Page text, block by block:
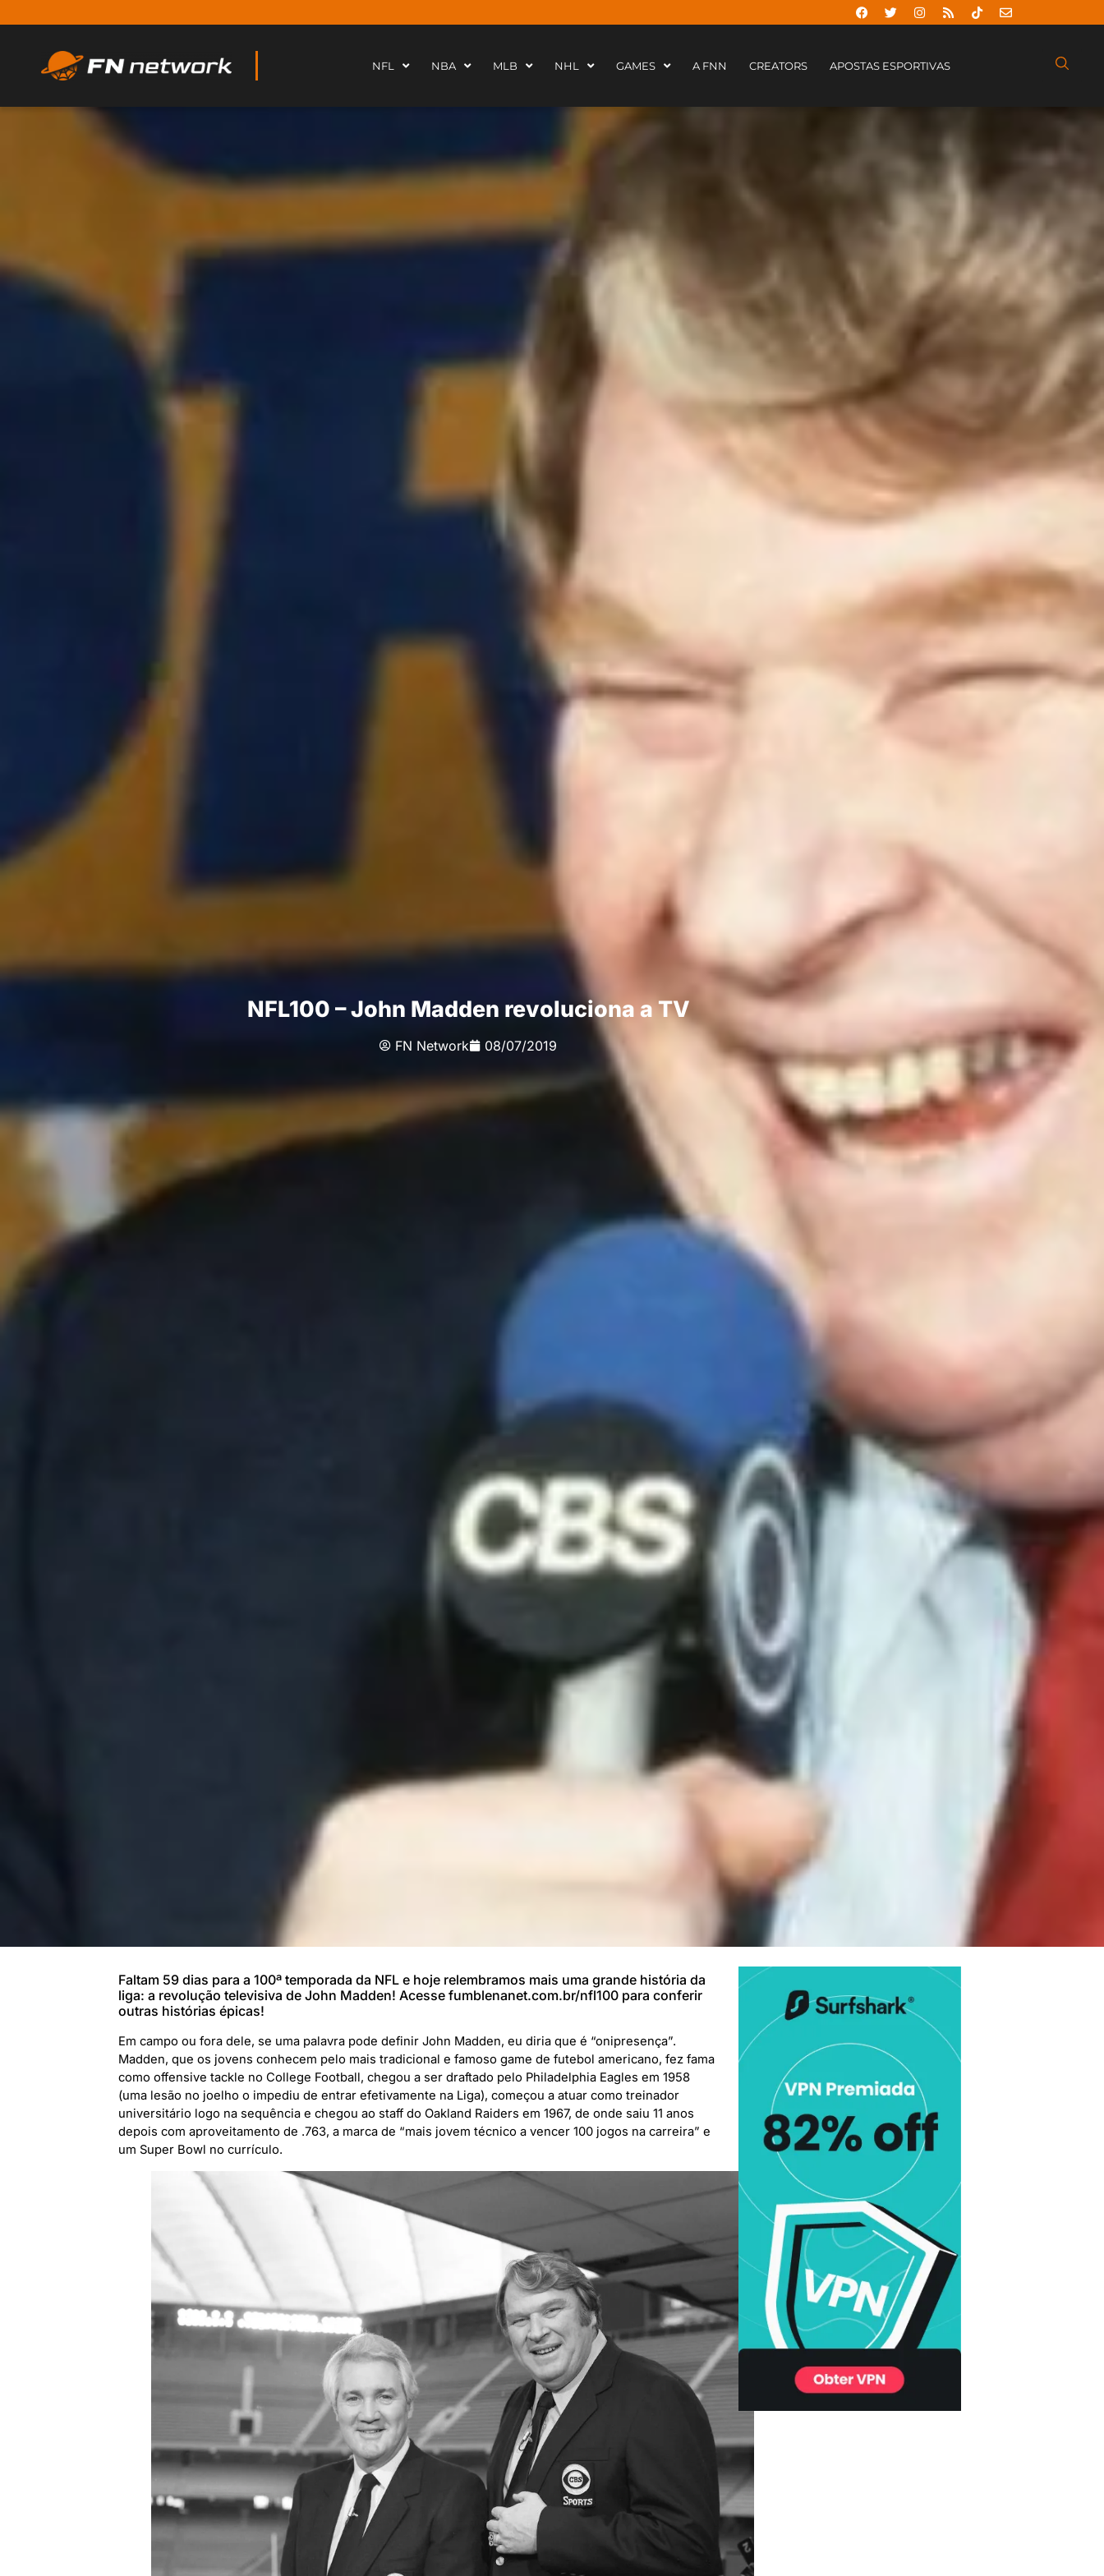
NFL NBA MLB NHL GAMES A FNN CREATORS APOSTAS ESPORTIVAS
NFL100 – John Madden revoluciona a TV
FN Network 08/07/2019
Faltam 59 dias para a 100ª temporada da NFL e hoje relembramos mais uma grande história da
liga: a revolução televisiva de John Madden! Acesse fumblenanet.com.br/nfl100 para conferir
outras histórias épicas!
Em campo ou fora dele, se uma palavra pode definir John Madden, eu diria que é “onipresença”.
Madden, que os jovens conhecem pelo mais tradicional e famoso game de futebol americano, fez fama
como offensive tackle no College Football, chegou a ser draftado pelo Philadelphia Eagles em 1958
(uma lesão no joelho o impediu de entrar efetivamente na Liga), começou a atuar como treinador
universitário logo na sequência e chegou ao staff do Oakland Raiders em 1967, de onde saiu 11 anos
depois com aproveitamento de .763, a marca de “mais jovem técnico a vencer 100 jogos na carreira” e
um Super Bowl no currículo.